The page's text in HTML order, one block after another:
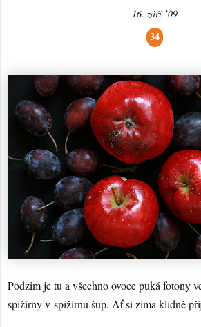
16. září ʼ09
34
Podzim je tu a všechno ovoce puká fotony
spižírny v spižírnu šup. Ať si zima klidně